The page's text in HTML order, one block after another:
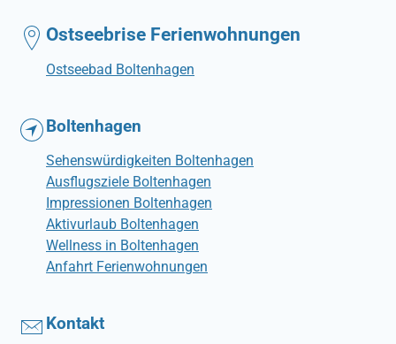
Ostseebrise Ferienwohnungen
Ostseebad Boltenhagen
Boltenhagen
Sehenswürdigkeiten Boltenhagen
Ausflugsziele Boltenhagen
Impressionen Boltenhagen
Aktivurlaub Boltenhagen
Wellness in Boltenhagen
Anfahrt Ferienwohnungen
Kontakt